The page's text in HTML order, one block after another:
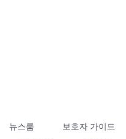
뉴스룸
보호자 가이드